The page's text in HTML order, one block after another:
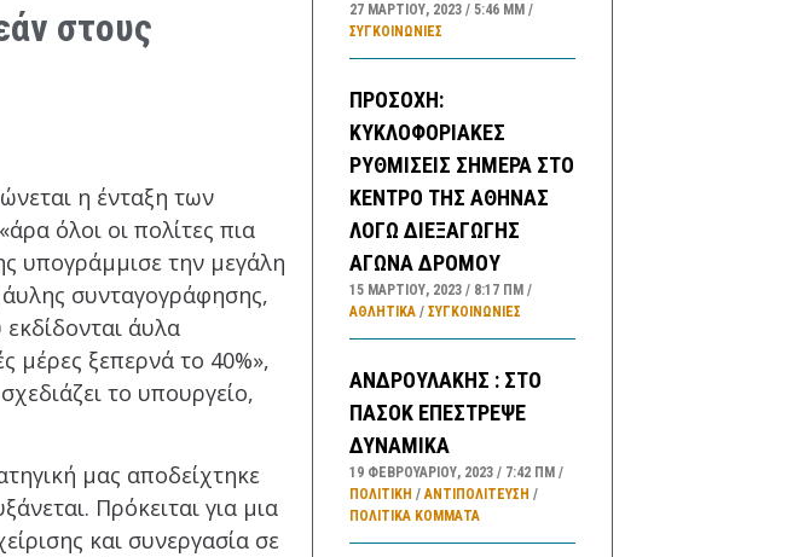
στους
η ένταξη των
όλοι οι πολίτες πια
υπογράμμισε την μεγάλη
συνταγογράφησης,
άυλα
μέρες ξεπερνά το 40%»,
το υπουργείο,
μας αποδείχτηκε
Πρόκειται για μια
και συνεργασία σε
27 ΜΑΡΤΊΟΥ, 2023 5:46 ΜΜ
ΣΥΓΚΟΙΝΩΝΊΕΣ
ΠΡΟΣΟΧΗ:
ΚΥΚΛΟΦΟΡΙΑΚΕΣ
ΡΥΘΜΙΣΕΙΣ ΣΗΜΕΡΑ ΣΤΟ
ΚΕΝΤΡΟ ΤΗΣ ΑΘΗΝΑΣ
ΛΟΓΩ ΔΙΕΞΑΓΩΓΗΣ
ΑΓΩΝΑ ΔΡΟΜΟΥ
15 ΜΑΡΤΊΟΥ, 2023 8:17 ΠΜ
ΑΘΛΗΤΙΚΑ/ ΣΥΓΚΟΙΝΩΝΊΕΣ
ΑΝΔΡΟΥΛΑΚΗΣ : ΣΤΟ
ΠΑΣΟΚ ΕΠΕΣΤΡΕΨΕ
ΔΥΝΑΜΙΚΑ
19 ΦΕΒΡΟΥΑΡΊΟΥ, 2023 7:42 ΠΜ
ΠΟΛΙΤΙΚΗ /ΑΝΤΙΠΟΛΊΤΕΥΣΗ /
ΠΟΛΙΤΙΚΆ ΚΌΜΜΑΤΑ